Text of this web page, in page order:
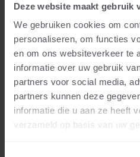
Deze website maakt gebruik
We gebruiken cookies om
personaliseren, om functies
en om ons websiteverkeer te
informatie over uw gebruik
partners voor social media,
partners kunnen deze
informatie die u aan ze heeft
verzameld op basis van uw
Ausführung:
Tuin & Design
Standort:
Sint-Oedenrode
Anwendung:
Garten
Fotografie:
Cees Rijnen
Produkte: